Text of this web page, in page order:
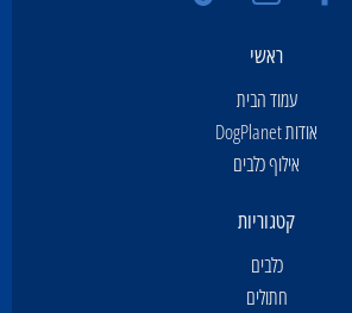
ראשי
עמוד הבית
אודות DogPlanet
אילוף כלבים
קטגוריות
כלבים
חתולים